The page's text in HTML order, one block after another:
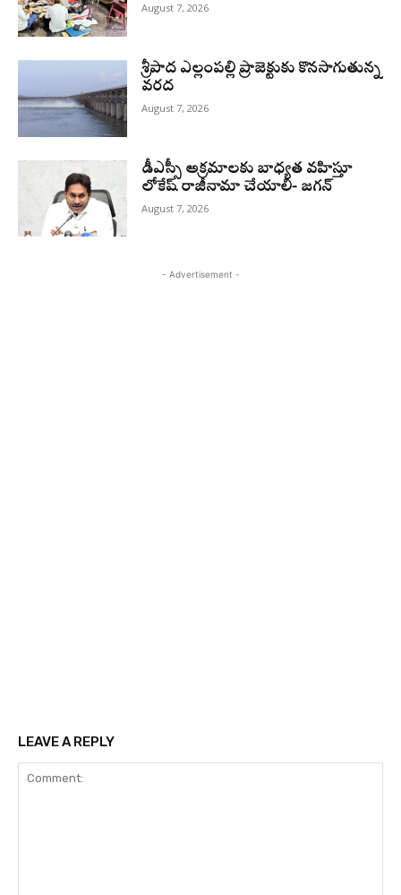
August 7, 2026
శ్రీపాద ఎల్లంపల్లి ప్రాజెక్టుకు కొనసాగుతున్న
వరద
August 7, 2026
డీఎస్సీ అక్రమాలకు బాధ్యత వహిస్తూ
లోకేష్‌ రాజీనామా చేయాలి- జగన్
August 7, 2026
- Advertisement -
LEAVE A REPLY